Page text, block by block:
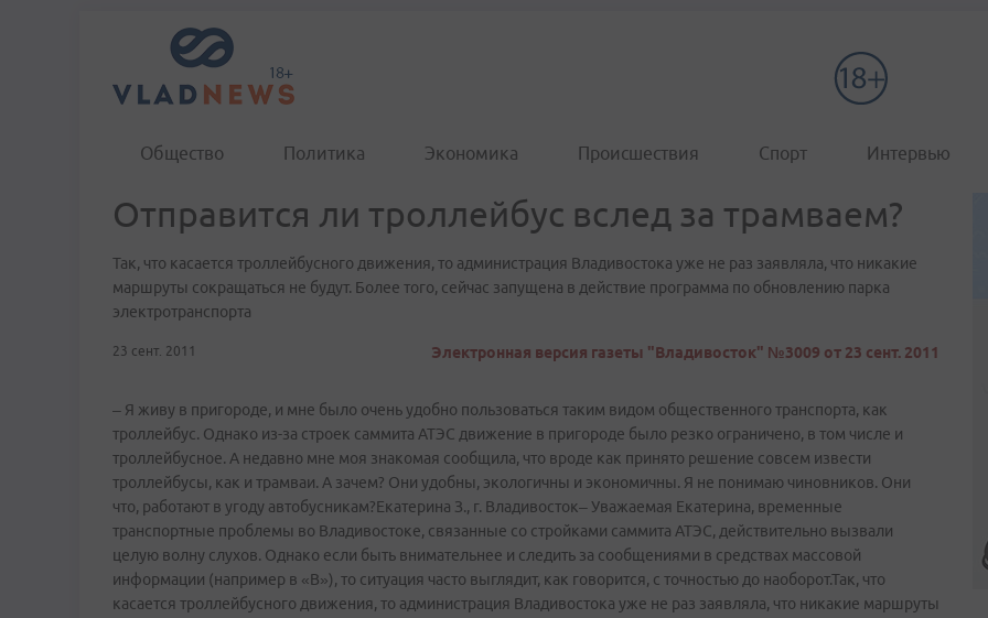
Общество Политика Экономика Происшествия Спорт Интервью
Отправится ли троллейбус вслед за трамваем?
Так, что касается троллейбусного движения, то администрация Владивостока уже не раз заявляла, что никакие
маршруты сокращаться не будут. Более того, сейчас запущена в действие программа по обновлению парка
электротранспорта
23 сент. 2011 Электронная версия газеты "Владивосток" №3009 от 23 сент. 2011
– Я живу в пригороде, и мне было очень удобно пользоваться таким видом общественного транспорта, как
троллейбус. Однако из-за строек саммита АТЭС движение в пригороде было резко ограничено, в том числе и
троллейбусное. А недавно мне моя знакомая сообщила, что вроде как принято решение совсем извести
троллейбусы, как и трамваи. А зачем? Они удобны, экологичны и экономичны. Я не понимаю чиновников. Они
что, работают в угоду автобусникам?Екатерина З., г. Владивосток– Уважаемая Екатерина, временные
транспортные проблемы во Владивостоке, связанные со стройками саммита АТЭС, действительно вызвали
целую волну слухов. Однако если быть внимательнее и следить за сообщениями в средствах массовой
информации (например в «В»), то ситуация часто выглядит, как говорится, с точностью до наоборот.Так, что
касается троллейбусного движения, то администрация Владивостока уже не раз заявляла, что никакие маршруты